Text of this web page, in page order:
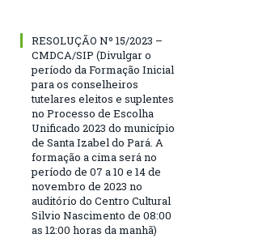
RESOLUÇÃO Nº 15/2023 –
CMDCA/SIP (Divulgar o
período da Formação Inicial
para os conselheiros
tutelares eleitos e suplentes
no Processo de Escolha
Unificado 2023 do município
de Santa Izabel do Pará. A
formação a cima será no
período de 07 a 10 e 14 de
novembro de 2023 no
auditório do Centro Cultural
Silvio Nascimento de 08:00
as 12:00 horas da manhã)